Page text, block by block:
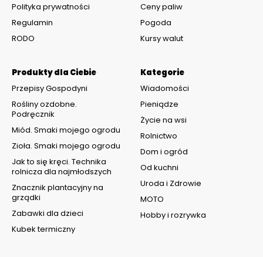
Polityka prywatności
Regulamin
RODO
Kategorie
Wiadomości
Pieniądze
Życie na wsi
Rolnictwo
Dom i ogród
Od kuchni
Uroda i Zdrowie
MOTO
Hobby i rozrywka
Produkty dla Ciebie
Przepisy Gospodyni
Rośliny ozdobne.
Podręcznik
Miód. Smaki mojego ogrodu
Zioła. Smaki mojego ogrodu
Jak to się kręci. Technika
rolnicza dla najmłodszych
Znacznik plantacyjny na
grządki
Zabawki dla dzieci
Kubek termiczny
Ceny paliw
Pogoda
Kursy walut